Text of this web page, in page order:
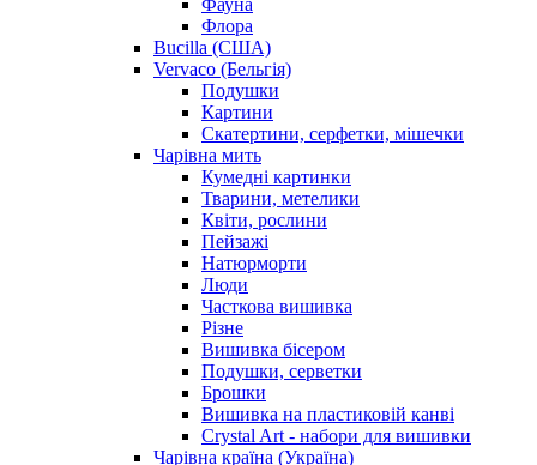
Флора
Bucilla (США)
Vervaco (Бельгія)
Подушки
Картини
Скатертини, серфетки, мішечки
Чарiвна мить
Кумедні картинки
Тварини, метелики
Квіти, рослини
Пейзажі
Натюрморти
Люди
Часткова вишивка
Різне
Вишивка бісером
Подушки, серветки
Брошки
Вишивка на пластиковій канві
Crystal Art - набори для вишивки
Чарівна країна (Україна)